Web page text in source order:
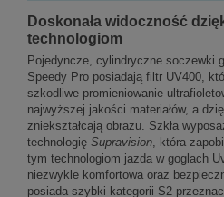
Doskonała widoczność
technologiom
Pojedyncze, cylindryczne soczewki
Speedy Pro posiadają filtr UV400,
szkodliwe promieniowanie
najwyższej jakości materiałów, a
zniekształcają obrazu. Szkła
technologię Supravision, która
tym technologiom jazda w goglach
niezwykle komfortowa oraz
posiada szybki kategorii S2